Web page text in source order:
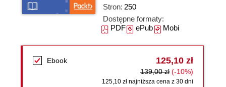
Stron: 250
Dostępne formaty:
PDFePubMobi
Ebook 125,10 zł
139,00 zł (-10%)
125,10 zł najniższa cena z 30 dni